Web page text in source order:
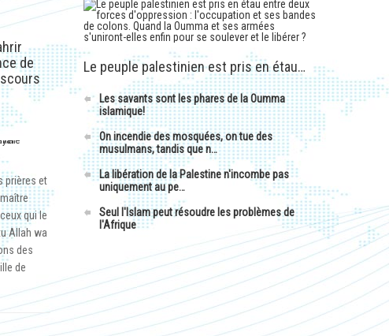
de
prières et
qui le
Allah wa
des
de
Le peuple palestinien est pris en étau…
Les savants sont les phares de la Oumma
islamique!
On incendie des mosquées, on tue des
musulmans, tandis que n…
La libération de la Palestine n'incombe pas
uniquement au pe…
Seul l'Islam peut résoudre les problèmes de
l'Afrique